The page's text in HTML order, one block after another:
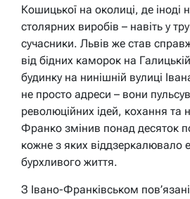
Кошицької на околиці, де іноді
столярних виробів – навіть у
сучасники. Львів же став
від бідних каморок на
будинку на нинішній вулиці
не просто адреси – вони
революційних ідей, кохання та
Франко змінив понад десяток
кожне з яких віддзеркалювало
бурхливого життя.
З Івано-Франківськом